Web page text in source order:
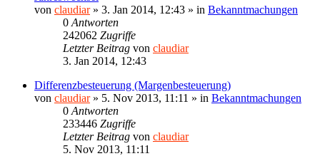
von claudiar» 3. Jan 2014, 12:43 » in Bekanntmachungen
0 Antworten
242062 Zugriffe
Letzter Beitrag von claudiar
3. Jan 2014, 12:43
Differenzbesteuerung (Margenbesteuerung)
von claudiar» 5. Nov 2013, 11:11 » in Bekanntmachungen
0 Antworten
233446 Zugriffe
Letzter Beitrag von claudiar
5. Nov 2013, 11:11